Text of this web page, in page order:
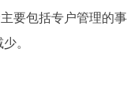
要包括专户管理的
。